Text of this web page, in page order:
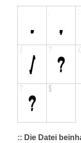
:: Die Datei